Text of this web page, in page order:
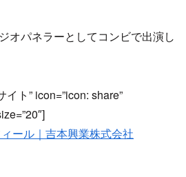
オパネラーとしてコンビで出演し
ト” icon=”icon: share”
ール｜吉本興業株式会社